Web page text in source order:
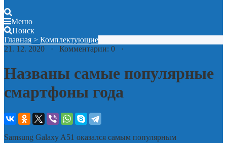
Меню
Поиск
Главная > Комплектующие
21. 12. 2020 · Комментарии: 0 ·
Названы самые популярные
смартфоны года
Samsung Galaxy A51 оказался самым популярным